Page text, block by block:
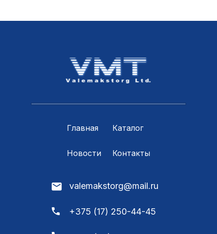
Главная Каталог
Новости Контакты
valemakstorg@mail.ru
+375 (17) 250-44-45